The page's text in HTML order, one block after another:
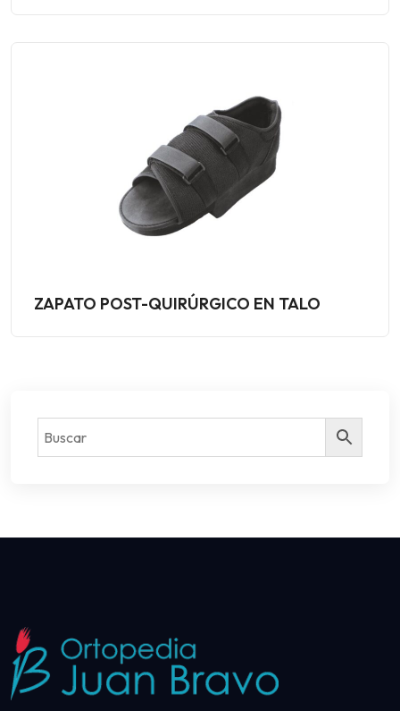
ZAPATO POST-QUIRÚRGICO EN TALO